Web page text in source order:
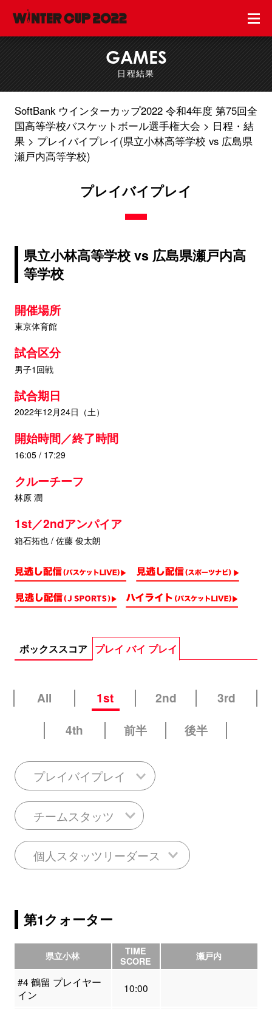
GAMES
日程結果
SoftBank ウインターカップ2022 令和4年度 第75回全
国高等学校バスケットボール選手権大会
日程・結
果
プレイバイプレイ(県立小林高等学校 vs 広島県
瀬戸内高等学校)
プレイバイプレイ
県立小林高等学校 vs 広島県瀬戸内高
等学校
開催場所
東京体育館
試合区分
男子1回戦
試合期日
2022年12月24日（土）
開始時間／終了時間
16:05 / 17:29
クルーチーフ
林原 潤
1st／2ndアンパイア
箱石拓也 / 佐藤 俊太朗
ボックススコア プレイ バイ プレイ
All 1st 2nd
3rd
4th
前半 後半
プレイバイプレイ
チームスタッツ
個人スタッツリーダース
第1クォーター
県立小林
TIME
SCORE
瀬戸内
#4 鶴留 プレイヤー
イン
10:00